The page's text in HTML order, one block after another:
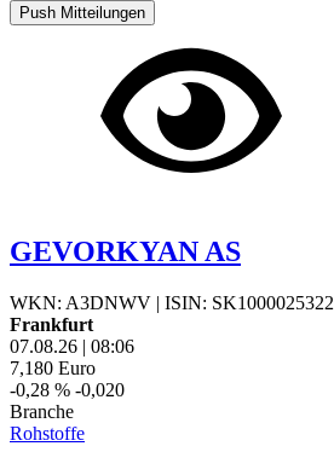
Push Mitteilungen
GEVORKYAN AS
WKN: A3DNWV | ISIN: SK1000025322
Frankfurt
07.08.26 | 08:06
7,180 Euro
-0,28 % -0,020
Branche
Rohstoffe